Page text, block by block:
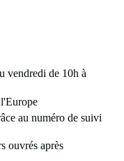
vendredi de 10h à
au numéro de suivi
ouvrés après